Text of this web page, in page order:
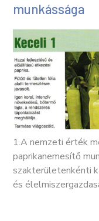
munkássága
1.A nemzeti érték
paprikanemesítő
szakterületenkénti
és